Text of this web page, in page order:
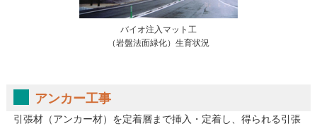
バイオ注入マット工
（岩盤法面緑化）生育状況
アンカー工事
引張材（アンカー材）を定着層まで挿入・定着し、得られる引張